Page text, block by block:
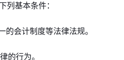
列基本条件：
会计制度等法律法规。
的行为。